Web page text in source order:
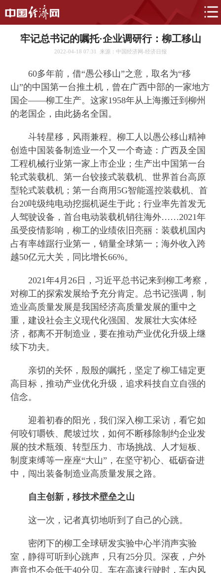
牢记总书记的嘱托·企业调研行：柳工移山
2022-04-18 07:31 来源：中国经济网-经济日报
60多年前，借“愚公移山”之意，取名为“移
山”的中国第一台推土机，曾在广西中部的一家地方
国企——柳工生产。这家1958年从上海搬迁到柳州
的老国企，由此扬名全国。
斗转星移，风雨兼程。柳工人以愚公移山精神
创造中国装备制造业一个又一个奇迹：广西及全国
工程机械行业第一家上市企业；生产出中国第一台
轮式装载机、第一台铰接式装载机、世界首台高原
型轮式装载机；第一台商用5G智能遥控装载机、首
台20吨级纯电动挖掘机诞生于此；行业率先首发无
人驾驶设备，首台电动装载机销往海外……2021年
虽受疫情影响，柳工的业绩依旧亮丽：装载机国内
占有率雄踞行业第一，销量全球第一；海外收入跨
越50亿元大关，同比增长66%。
2021年4月26日，习近平总书记来到柳工考察，
对柳工的探索发展给予充分肯定。总书记强调，制
造业高质量发展是我国经济高质量发展的重中之
重，建设社会主义现代化强国、发展壮大实体经
济，都离不开制造业，要在推动产业优化升级上继
续下功夫。
亲切的关怀，殷殷的嘱托，坚定了柳工锚定更
高目标，推动产业优化升级，追求科技自立自强的
信念。
迎着初春的阳光，我们深入柳工采访，看它如
何咬钉嚼铁、爬坡过坎，如何不断移除制约企业发
展的技术瓶颈、转型压力、市场挑战、人才短板、
制度束缚等一座座“大山”，在坚守初心、砥砺奋进
中，闯出装备制造业高质量发展之路。
自主创新，移技术壁垒之山
这一次，记者真切地听到了自己的心跳。
密闭下的柳工全球研发实验中心半消声实验
室，静得可听到心跳声，只有25分贝。深夜，户外
声音也不会低于40分贝。车在高速行驶时，车内风